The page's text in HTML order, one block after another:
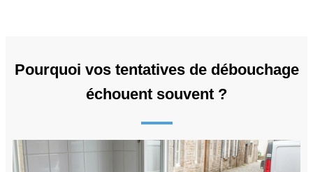
Pourquoi vos tentatives de débouchage
échouent souvent ?